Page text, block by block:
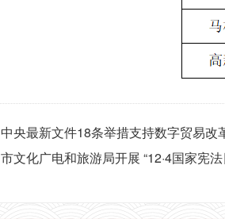
中央最新文件18条举措支持数字贸易改
市文化广电和旅游局开展 “12·4国家宪